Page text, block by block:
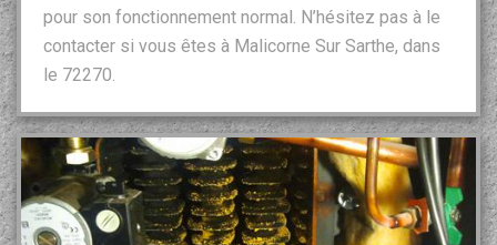
pour son fonctionnement normal. N’hésitez pas à le
contacter si vous êtes à Malicorne Sur Sarthe, dans
le 72270.